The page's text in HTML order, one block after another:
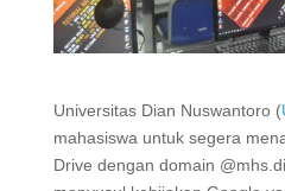
Universitas Dian Nuswantoro (
mahasiswa untuk segera
Drive dengan domain